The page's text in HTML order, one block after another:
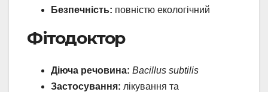
Безпечність: повністю екологічний
Фітодоктор
Діюча речовина: Bacillus subtilis
Застосування: лікування та